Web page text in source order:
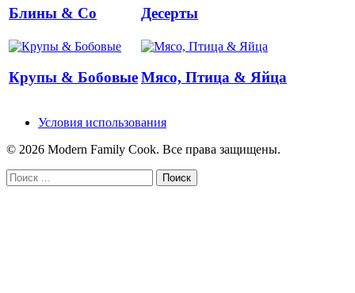
Блины & Co Десерты
Крупы & БобовыеМясо, Птица & Яйца
Условия использования
© 2026 Modern Family Cook. Все права защищены.